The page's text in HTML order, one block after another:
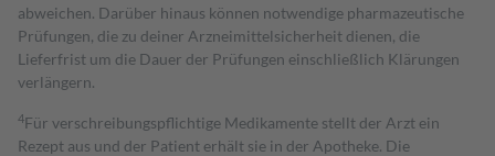
abweichen. Darüber hinaus können notwendige pharmazeutische
Prüfungen, die zu deiner Arzneimittelsicherheit dienen, die
Lieferfrist um die Dauer der Prüfungen einschließlich Klärungen
verlängern.
4Für verschreibungspflichtige Medikamente stellt der Arzt ein
Rezept aus und der Patient erhält sie in der Apotheke. Die